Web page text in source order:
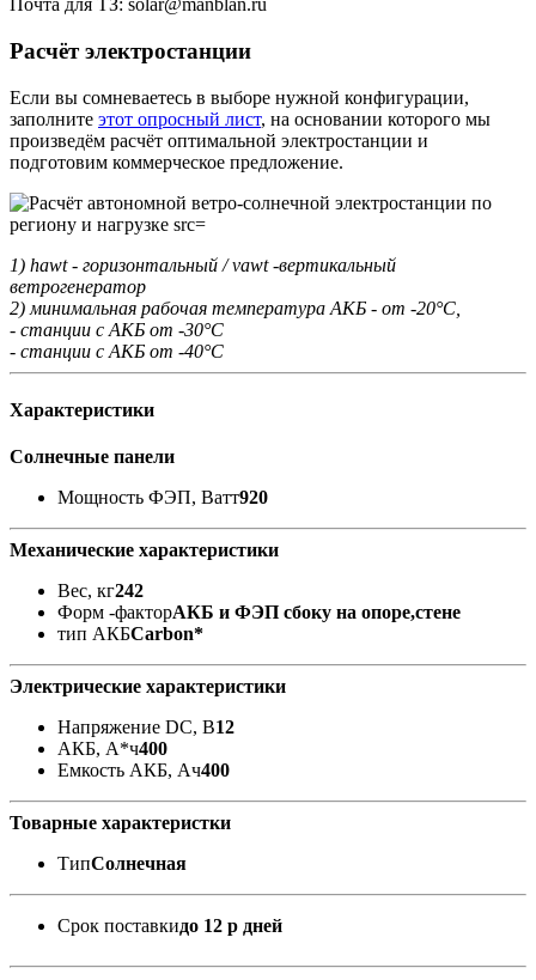
Почта для ТЗ: solar@manblan.ru
Расчёт электростанции
Если вы сомневаетесь в выборе нужной конфигурации,
заполните этот опросный лист, на основании которого мы
произведём расчёт оптимальной электростанции и
подготовим коммерческое предложение.
1) hawt - горизонтальный / vawt -вертикальный
ветрогенератор
2) минимальная рабочая температура АКБ - от -20°С,
- станции с АКБ от -30°С
- станции с АКБ от -40°С
Характеристики
Солнечные панели
Мощность ФЭП, Ватт920
Механические характеристики
Вес, кг242
Форм -факторАКБ и ФЭП сбоку на опоре,стене
тип АКБCarbon*
Электрические характеристики
Напряжение DC, В12
АКБ, А*ч400
Емкость АКБ, Ач400
Товарные характеристки
ТипСолнечная
Срок поставкидо 12 р дней